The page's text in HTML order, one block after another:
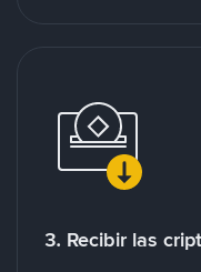
3. Recibir las